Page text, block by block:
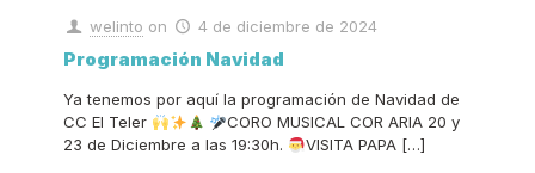
welinto on 4 de diciembre de 2024
Programación Navidad
Ya tenemos por aquí la programación de Navidad de
CC El Teler
CORO MUSICAL COR ARIA 20 y
23 de Diciembre a las 19:30h.
VISITA PAPA[…]